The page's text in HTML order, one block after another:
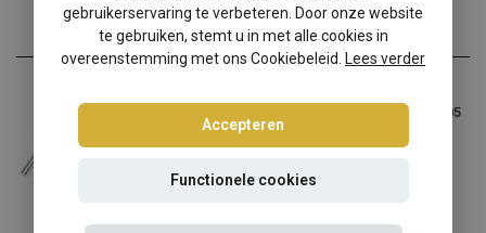
Volkswagen Eos 1F schroefset - aslast < 1105
Incl. btw
gebruikerservaring te verbeteren. Door onze website
te gebruiken, stemt u in met alle cookies in
overeenstemming met ons Cookiebeleid.
Lees verder
Accepteren
Functionele cookies